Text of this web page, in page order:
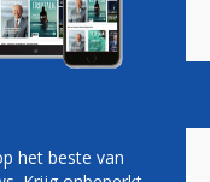
Vacatures
het beste van